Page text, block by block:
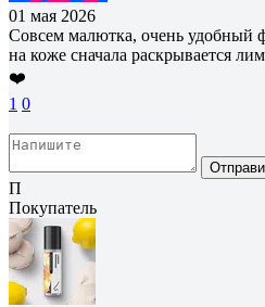
01 мая 2026
Совсем малютка, очень удобный
на коже сначала раскрывается
❤️
1 0
П
Покупатель